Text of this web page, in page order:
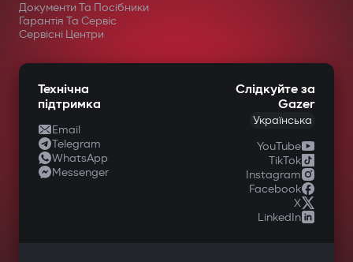
Документи Та Посібники
Гарантія Та Сервіс
Сервісні Центри
Технічна
підтримка
Email
Telegram
WhatsApp
Messenger
Слідкуйте за
Gazer
Українська
YouTube
TikTok
Instagram
Facebook
X
LinkedIn